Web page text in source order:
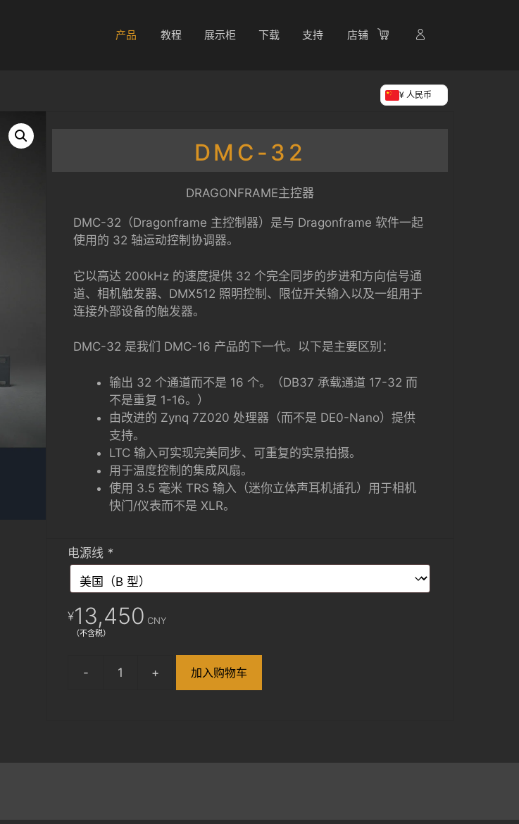
产品 教程 展示柜 下载 支持 店铺
¥ 人民币
DMC-32
DRAGONFRAME主控器
DMC-32（Dragonframe 主控制器）是与 Dragonframe 软件一起
使用的 32 轴运动控制协调器。
它以高达 200kHz 的速度提供 32 个完全同步的步进和方向信号通
道、相机触发器、DMX512 照明控制、限位开关输入以及一组用于
连接外部设备的触发器。
DMC-32 是我们 DMC-16 产品的下一代。以下是主要区别：
输出 32 个通道而不是 16 个。（DB37 承载通道 17-32 而
不是重复 1-16。）
由改进的 Zynq 7Z020 处理器（而不是 DE0-Nano）提供
支持。
LTC 输入可实现完美同步、可重复的实景拍摄。
用于温度控制的集成风扇。
使用 3.5 毫米 TRS 输入（迷你立体声耳机插孔）用于相机
快门/仪表而不是 XLR。
电源线 *
¥13,450 CNY
（不含税）
加入购物车